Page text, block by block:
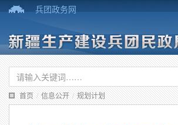
兵团政务网
首页 / 信息公开 / 规划计划